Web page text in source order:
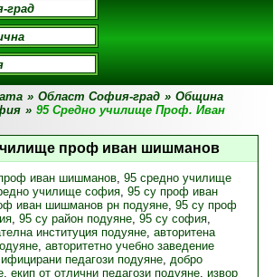
» Област София-град » Община
» 95 Средно училище Проф. Иван
проф иван шишманов
иван шишманов, 95 средно училище
училище софия, 95 су проф иван
иван шишманов рн подуяне, 95 су проф
, 95 су район подуяне, 95 су софия,
институция подуяне, авторитена
, авторитетно учебно заведение
педагози подуяне, добро
, екип от отлични педагози подуяне, извор